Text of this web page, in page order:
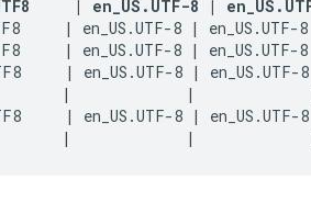
| en_US.UTF-8 |
| en_US.UTF-8 | en_US.UTF-
| en_US.UTF-8 | en_US.UTF-
| en_US.UTF-8 |
|             |
| en_US.UTF-8 |
|             |